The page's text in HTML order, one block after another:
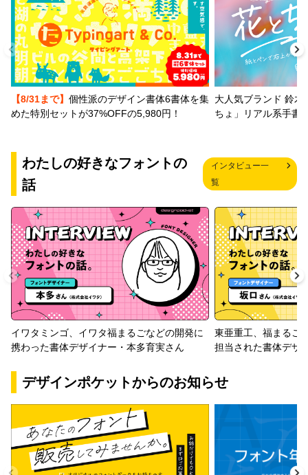
【8/31まで】 個性派のデザイン書体6書体を集
めた特別セットが37%OFFの5,980円！
大人気ブランド 鈴木
ちょ」リアル系手書
わたしの好きなフォントの
話
インタビュー一
覧
イワタミンゴ、イワタ福まるごなどの開発に
携わった書体デザイナー・本多育実さん
東亜重工、福まるご
担当された書体デザ
デザインポケットからのお知らせ